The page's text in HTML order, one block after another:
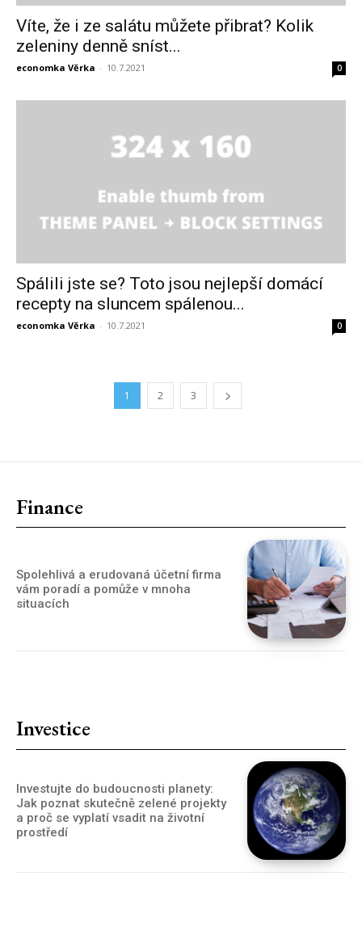
Víte, že i ze salátu můžete přibrat? Kolik
zeleniny denně sníst...
economka Věrka - 10.7.2021 0
Spálili jste se? Toto jsou nejlepší domácí
recepty na sluncem spálenou...
economka Věrka - 10.7.2021 0
1 2 3
Finance
Spolehlivá a erudovaná účetní firma
vám poradí a pomůže v mnoha
situacích
Investice
Investujte do budoucnosti planety:
Jak poznat skutečně zelené projekty
a proč se vyplatí vsadit na životní
prostředí